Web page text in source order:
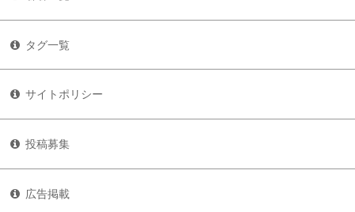
タグ一覧
サイトポリシー
投稿募集
広告掲載